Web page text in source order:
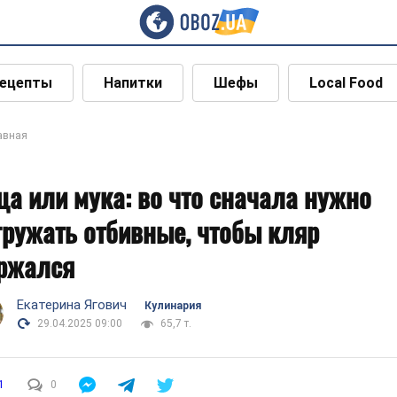
Напитки Шефы Local Food
или мука: во что сначала нужно
отбивные, чтобы кляр
Екатерина Ягович
Кулинария
29.04.2025 09:00
65,7 т.
0